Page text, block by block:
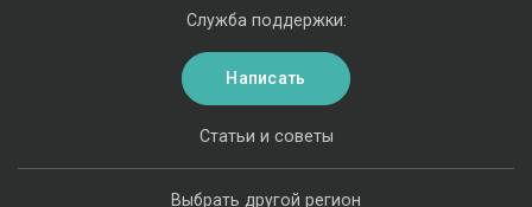
Выбрать другой регион
Статьи и советы
Служба поддержки:
Написать